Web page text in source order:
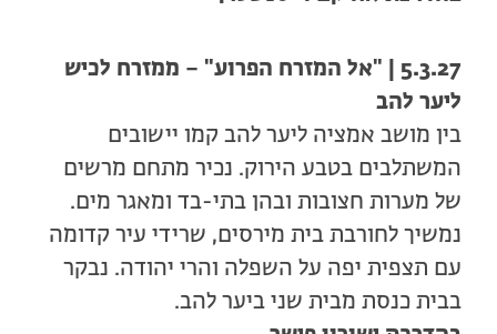
5.3.27 | "אל המזרח הפרוע" – ממזרח לכיש
ליער להב
בין מושב אמציה ליער להב קמו יישובים
המשתלבים בטבע הירוק. נכיר מתחם מרשים
של מערות חצובות ובהן בתי-בד ומאגר מים.
נמשיך לחורבת בית מירסים, שרידי עיר קדומה
עם תצפית יפה על השפלה והרי יהודה. נבקר
בבית כנסת מבית שני ביער להב.